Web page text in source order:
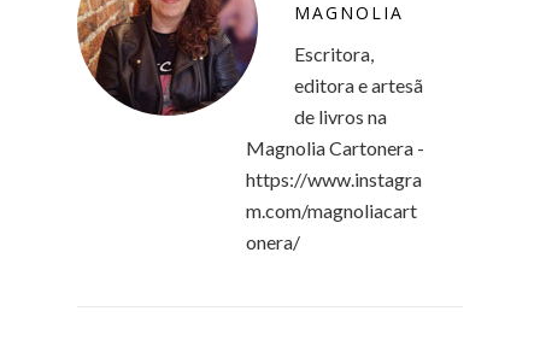
MAGNOLIA
Escritora,
editora e artesã
de livros na
Magnolia Cartonera -
https://www.instagra
m.com/magnoliacart
onera/